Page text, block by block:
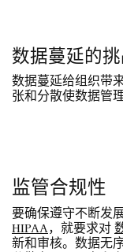
数据蔓延的
数据蔓延给组织带
张和分散使数据管
监管合规性
要确保遵守不断发
HIPAA，就要求对
新和审核。数据无